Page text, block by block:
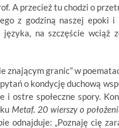
A przecież tu chodzi o
z godziną naszej epoki i
na szczęście wciąż
znającym granic” w
o kondycję duchową
i ostre społeczne spory.
Metaf. 20 wierszy o
odnajduje: „Poznaję cię